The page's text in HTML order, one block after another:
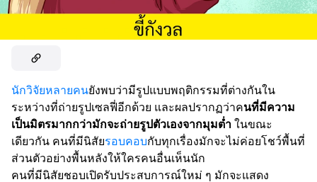
นักวิจัยหลายคนยังพบว่ามีรูปแบบพฤติกรรมที่ต่างกันใน
ระหว่างที่ถ่ายรูปเซลฟี่อีกด้วย และผลปรากฏว่าคนที่มีความ
เป็นมิตรมากกว่ามักจะถ่ายรูปตัวเองจากมุมต่ำ ในขณะ
เดียวกัน คนที่มีนิสัยรอบคอบกับทุกเรื่องมักจะไม่ค่อยโชว์พื้นที่
ส่วนตัวอย่างพื้นหลังให้ใครคนอื่นเห็นนัก
คนที่มีนิสัยชอบเปิดรับประสบการณ์ใหม่ ๆ มักจะแสดง